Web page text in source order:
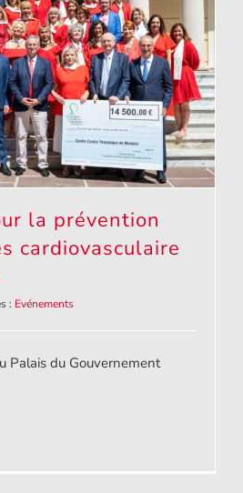
prévention des maladies
la prévention
cardiovasculaire
: Evénements
Palais du Gouvernement